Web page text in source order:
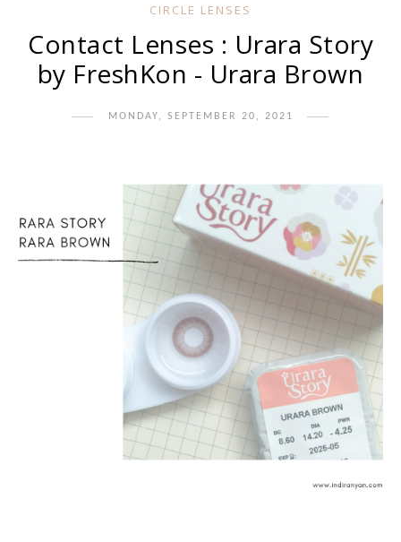
CIRCLE LENSES
Contact Lenses : Urara Story
by FreshKon - Urara Brown
MONDAY, SEPTEMBER 20, 2021